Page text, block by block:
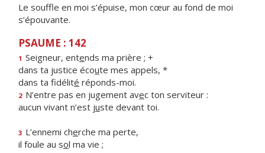
Le souffle en moi s’épuise, mon cœur au fond de moi
s’épouvante.
PSAUME : 142
1 Seigneur, entends ma prière ; +
dans ta justice écoute mes appels, *
dans ta fidélité réponds-moi.
2 N’entre pas en jugement avec ton serviteur :
aucun vivant n’est juste devant toi.
3 L’ennemi cherche ma perte,
il foule au sol ma vie ;